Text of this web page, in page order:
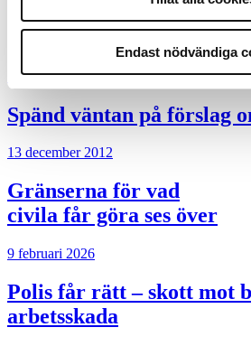
Endast nödvändiga
Polisregionerna inte exakt
som
27 november 2012
Spänd väntan på förslag
13 december 2012
Gränserna för vad
civila får göra ses över
9 februari 2026
Polis får rätt – skott mot
arbetsskada